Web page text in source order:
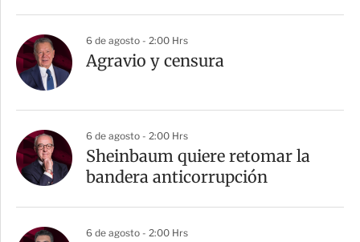
6 de agosto - 2:00 Hrs
Agravio y censura
6 de agosto - 2:00 Hrs
Sheinbaum quiere retomar la
bandera anticorrupción
6 de agosto - 2:00 Hrs